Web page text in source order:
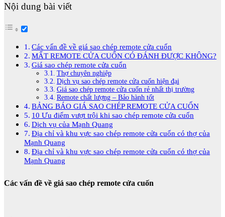
Nội dung bài viết
Các vấn đề về giá sao chép remote cửa cuốn
MẤT REMOTE CỬA CUỐN CÓ ĐÁNH ĐƯỢC KHÔNG?
Giá sao chép remote cửa cuốn
Thợ chuyên nghiệp
Dịch vụ sao chép remote cửa cuốn hiện đại
Giá sao chép remote cửa cuốn rẻ nhất thị trường
Remote chất lượng – Bảo hành tốt
BẢNG BÁO GIÁ SAO CHÉP REMOTE CỬA CUỐN
10 Ưu điểm vượt trội khi sao chép remote cửa cuốn
Dịch vụ của Mạnh Quang
Địa chỉ và khu vực sao chép remote cửa cuốn có thợ của
Mạnh Quang
Địa chỉ và khu vực sao chép remote cửa cuốn có thợ của
Mạnh Quang
Các vấn đề về giá sao chép remote cửa cuốn